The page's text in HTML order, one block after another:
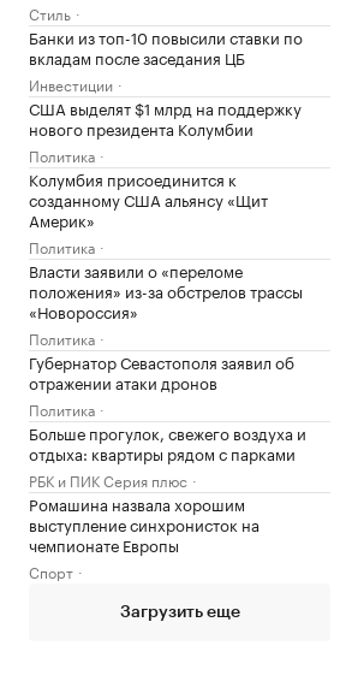
Стиль
Банки из топ-10 повысили ставки по
вкладам после заседания ЦБ
Инвестиции
США выделят $1 млрд на поддержку
нового президента Колумбии
Политика
Колумбия присоединится к
созданному США альянсу «Щит
Америк»
Политика
Власти заявили о «переломе
положения» из-за обстрелов трассы
«Новороссия»
Политика
Губернатор Севастополя заявил об
отражении атаки дронов
Политика
Больше прогулок, свежего воздуха и
отдыха: квартиры рядом с парками
РБК и ПИК Серия плюс
Ромашина назвала хорошим
выступление синхронисток на
чемпионате Европы
Спорт
Загрузить еще